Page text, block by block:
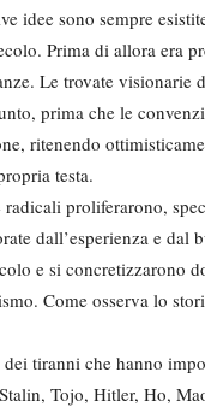
idee sono sempre
Prima di allora era
Le trovate visionarie
prima che le
ritenendo
testa.
radicali proliferarono,
dall’esperienza e dal
e si concretizzarono
Come osserva lo
tiranni che hanno
Tojo, Hitler, Ho,